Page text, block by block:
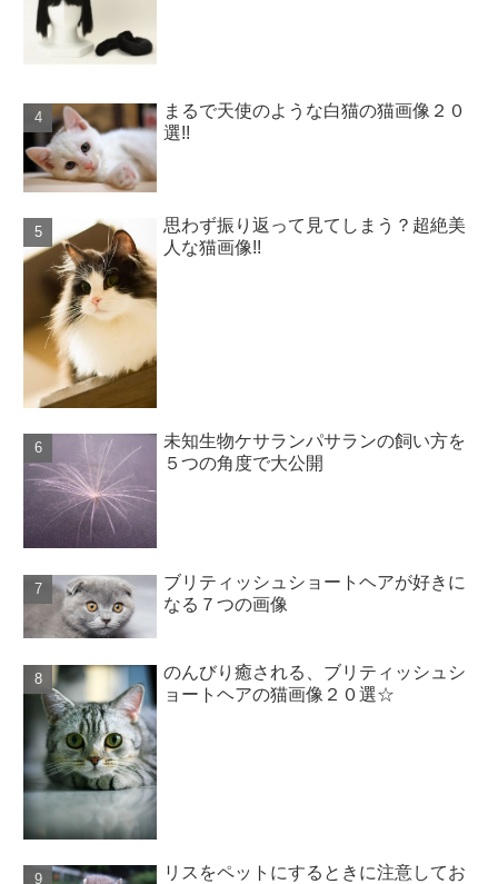
まるで天使のような白猫の猫画像２０
選!!
思わず振り返って見てしまう？超絶美
人な猫画像!!
未知生物ケサランパサランの飼い方を
５つの角度で大公開
ブリティッシュショートヘアが好きに
なる７つの画像
のんびり癒される、ブリティッシュシ
ョートヘアの猫画像２０選☆
リスをペットにするときに注意してお